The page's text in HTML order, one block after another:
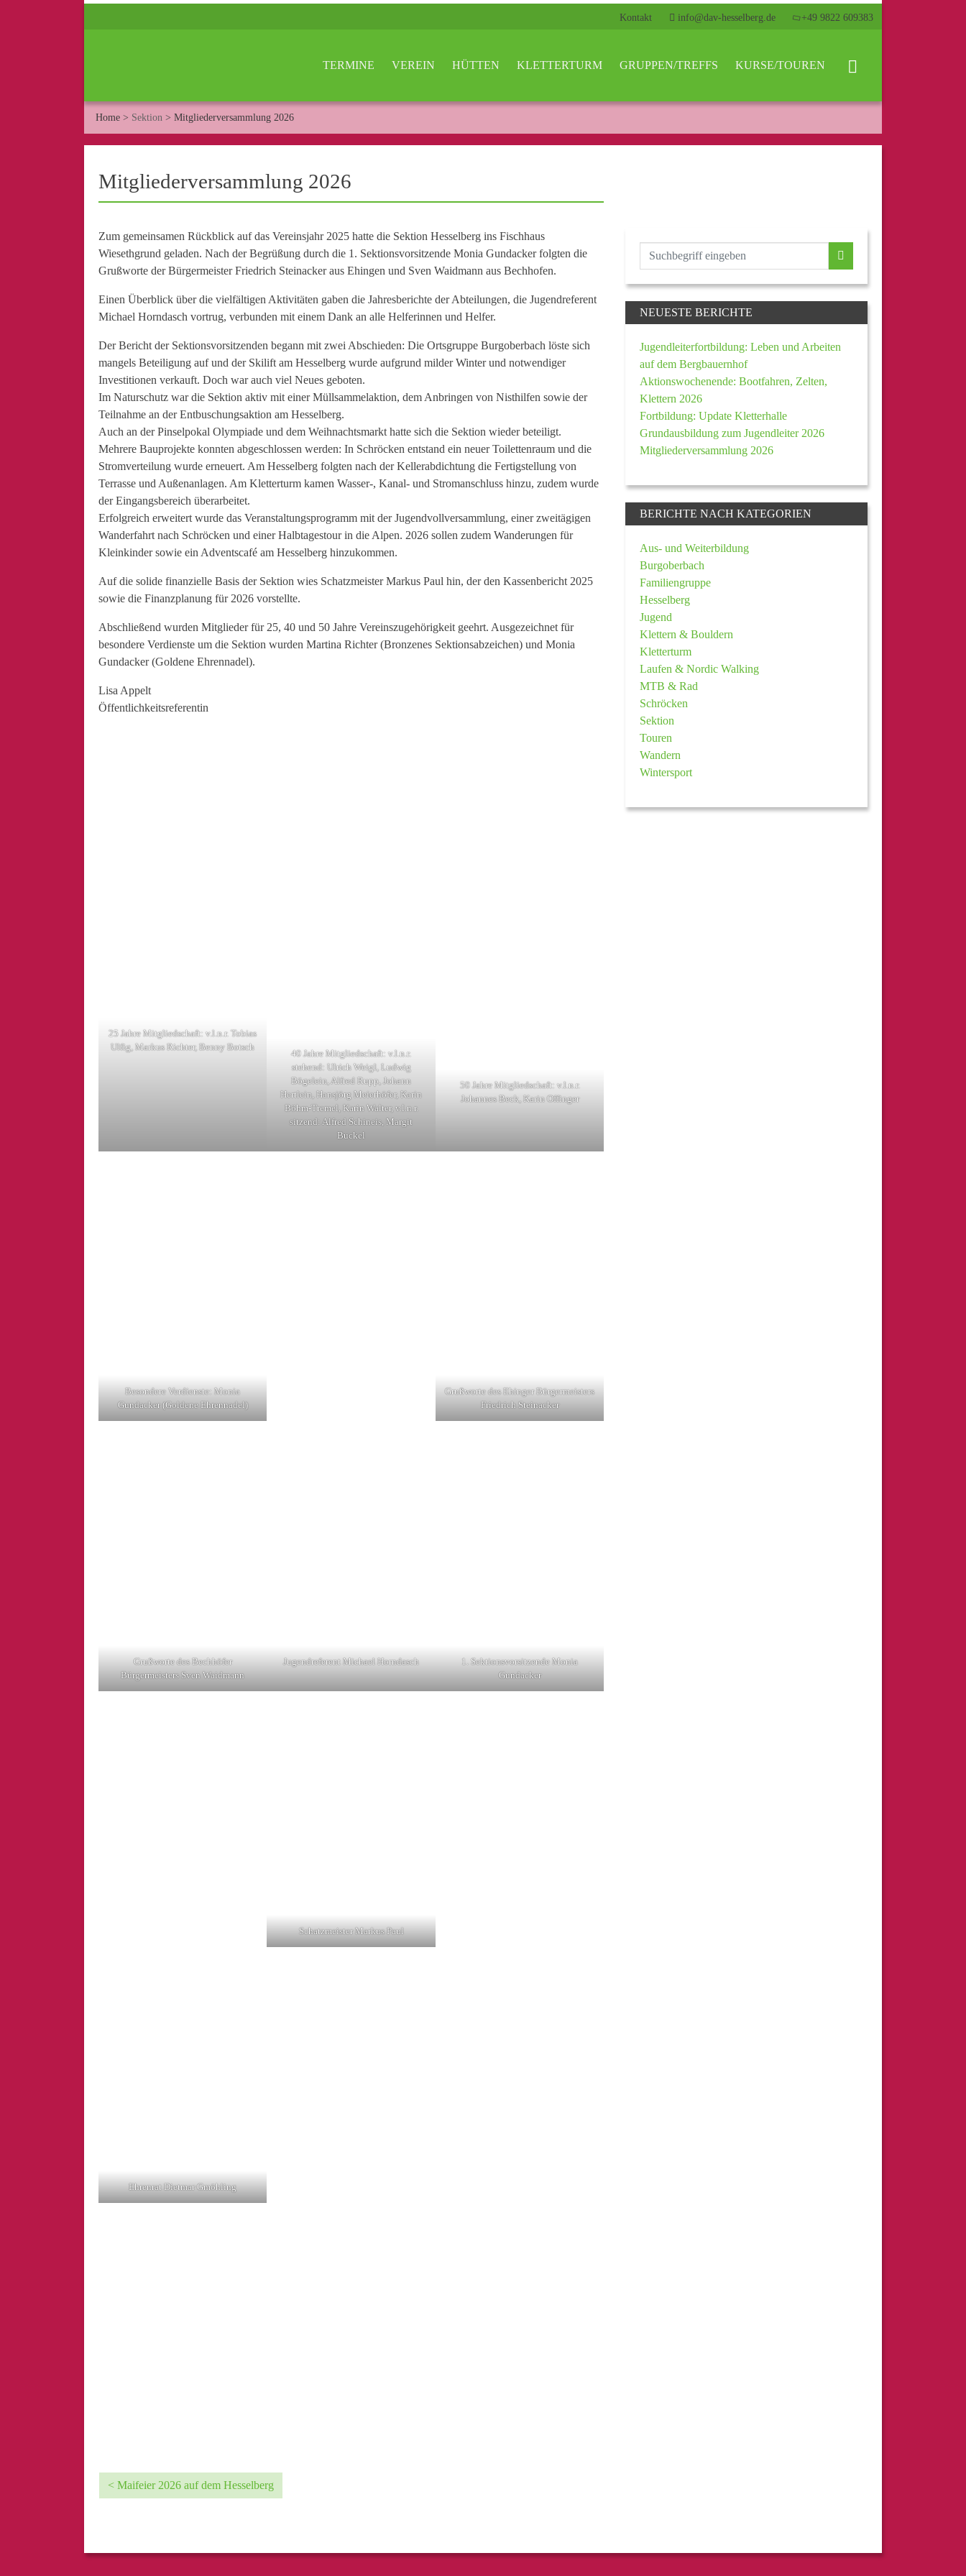
Kontakt info@dav-hesselberg.de +49 9822 609383
TERMINE VEREIN HÜTTEN KLETTERTURM GRUPPEN/TREFFS KURSE/TOUREN
Home > Sektion > Mitgliederversammlung 2026
Mitgliederversammlung 2026
Zum gemeinsamen Rückblick auf das Vereinsjahr 2025 hatte die Sektion Hesselberg ins Fischhaus
Wiesethgrund geladen. Nach der Begrüßung durch die 1. Sektionsvorsitzende Monia Gundacker folgten die
Grußworte der Bürgermeister Friedrich Steinacker aus Ehingen und Sven Waidmann aus Bechhofen.
Einen Überblick über die vielfältigen Aktivitäten gaben die Jahresberichte der Abteilungen, die Jugendreferent
Michael Horndasch vortrug, verbunden mit einem Dank an alle Helferinnen und Helfer.
Der Bericht der Sektionsvorsitzenden begann mit zwei Abschieden: Die Ortsgruppe Burgoberbach löste sich
mangels Beteiligung auf und der Skilift am Hesselberg wurde aufgrund milder Winter und notwendiger
Investitionen verkauft. Doch war auch viel Neues geboten.
Im Naturschutz war die Sektion aktiv mit einer Müllsammelaktion, dem Anbringen von Nisthilfen sowie der
Teilnahme an der Entbuschungsaktion am Hesselberg.
Auch an der Pinselpokal Olympiade und dem Weihnachtsmarkt hatte sich die Sektion wieder beteiligt.
Mehrere Bauprojekte konnten abgeschlossen werden: In Schröcken entstand ein neuer Toilettenraum und die
Stromverteilung wurde erneuert. Am Hesselberg folgten nach der Kellerabdichtung die Fertigstellung von
Terrasse und Außenanlagen. Am Kletterturm kamen Wasser-, Kanal- und Stromanschluss hinzu, zudem wurde
der Eingangsbereich überarbeitet.
Erfolgreich erweitert wurde das Veranstaltungsprogramm mit der Jugendvollversammlung, einer zweitägigen
Wanderfahrt nach Schröcken und einer Halbtagestour in die Alpen. 2026 sollen zudem Wanderungen für
Kleinkinder sowie ein Adventscafé am Hesselberg hinzukommen.
Auf die solide finanzielle Basis der Sektion wies Schatzmeister Markus Paul hin, der den Kassenbericht 2025
sowie die Finanzplanung für 2026 vorstellte.
Abschließend wurden Mitglieder für 25, 40 und 50 Jahre Vereinszugehörigkeit geehrt. Ausgezeichnet für
besondere Verdienste um die Sektion wurden Martina Richter (Bronzenes Sektionsabzeichen) und Monia
Gundacker (Goldene Ehrennadel).
Lisa Appelt
Öffentlichkeitsreferentin
25 Jahre Mitgliedschaft: v.l.n.r. Tobias
Ulfig, Markus Richter, Benny Botsch
40 Jahre Mitgliedschaft: v.l.n.r.
stehend: Ulrich Weigl, Ludwig
Bögelein, Alfred Rupp, Johann
Hertlein, Hansjörg Meierhöfer, Karin
Böhm-Tremel, Karin Walter, v.l.n.r.
sitzend: Alfred Schineis, Margit
Buckel
50 Jahre Mitgliedschaft: v.l.n.r.
Johannes Beck, Karin Offinger
Besondere Verdienste: Monia
Gundacker (Goldene Ehrennadel)
Grußworte des Ehinger Bürgermeisters
Friedrich Steinacker
Grußworte des Bechhöfer
Bürgermeisters Sven Waidmann
Jugendreferent Michael Horndasch
1. Sektionsvorsitzende Monia
Gundacker
Schatzmeister Markus Paul
Ehrenrat Dietmar Gmöhling
< Maifeier 2026 auf dem Hesselberg
NEUESTE BERICHTE
Jugendleiterfortbildung: Leben und Arbeiten
auf dem Bergbauernhof
Aktionswochenende: Bootfahren, Zelten,
Klettern 2026
Fortbildung: Update Kletterhalle
Grundausbildung zum Jugendleiter 2026
Mitgliederversammlung 2026
BERICHTE NACH KATEGORIEN
Aus- und Weiterbildung
Burgoberbach
Familiengruppe
Hesselberg
Jugend
Klettern & Bouldern
Kletterturm
Laufen & Nordic Walking
MTB & Rad
Schröcken
Sektion
Touren
Wandern
Wintersport